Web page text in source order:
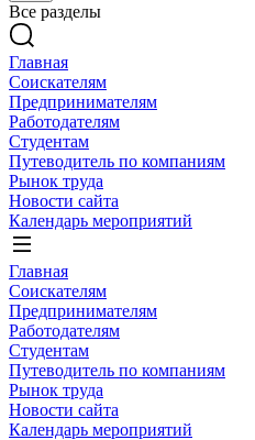
Все разделы
Главная
Соискателям
Предпринимателям
Работодателям
Студентам
Путеводитель по компаниям
Рынок труда
Новости сайта
Календарь мероприятий
Главная
Соискателям
Предпринимателям
Работодателям
Студентам
Путеводитель по компаниям
Рынок труда
Новости сайта
Календарь мероприятий